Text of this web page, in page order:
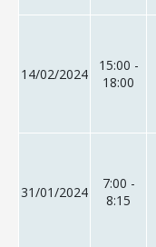
14/02/2024
15:00 -
18:00
31/01/2024
7:00 -
8:15